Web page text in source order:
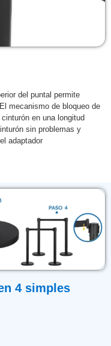
del puntal permite
mecanismo de bloqueo de
en una longitud
sin problemas y
adaptador
4 simples